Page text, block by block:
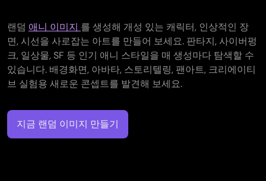
랜덤 애니 이미지 를 생성해 개성 있는 캐릭터, 인상적인 장
면, 시선을 사로잡는 아트를 만들어 보세요. 판타지, 사이버펑
크, 일상물, SF 등 인기 애니 스타일을 매 생성마다 탐색할 수
있습니다. 배경화면, 아바타, 스토리텔링, 팬아트, 크리에이티
브 실험용 새로운 콘셉트를 발견해 보세요.
지금 랜덤 이미지 만들기